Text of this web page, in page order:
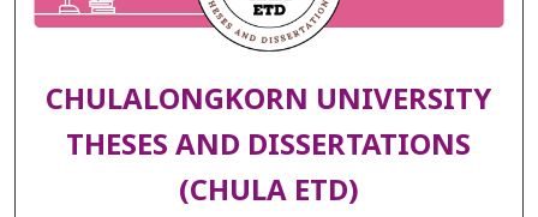
CHULALONGKORN UNIVERSITY
THESES AND DISSERTATIONS
(CHULA ETD)